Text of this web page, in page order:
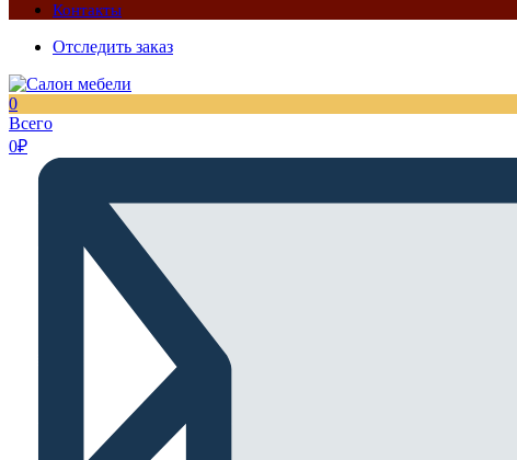
Контакты
Отследить заказ
0
Всего
0₽